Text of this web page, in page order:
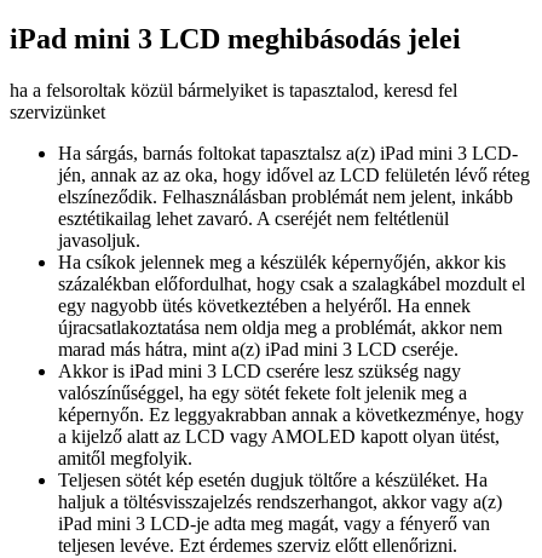
iPad mini 3 LCD meghibásodás jelei
ha a felsoroltak közül bármelyiket is tapasztalod, keresd fel
szervizünket
Ha sárgás, barnás foltokat tapasztalsz a(z) iPad mini 3 LCD-
jén, annak az az oka, hogy idővel az LCD felületén lévő réteg
elszíneződik. Felhasználásban problémát nem jelent, inkább
esztétikailag lehet zavaró. A cseréjét nem feltétlenül
javasoljuk.
Ha csíkok jelennek meg a készülék képernyőjén, akkor kis
százalékban előfordulhat, hogy csak a szalagkábel mozdult el
egy nagyobb ütés következtében a helyéről. Ha ennek
újracsatlakoztatása nem oldja meg a problémát, akkor nem
marad más hátra, mint a(z) iPad mini 3 LCD cseréje.
Akkor is iPad mini 3 LCD cserére lesz szükség nagy
valószínűséggel, ha egy sötét fekete folt jelenik meg a
képernyőn. Ez leggyakrabban annak a következménye, hogy
a kijelző alatt az LCD vagy AMOLED kapott olyan ütést,
amitől megfolyik.
Teljesen sötét kép esetén dugjuk töltőre a készüléket. Ha
haljuk a töltésvisszajelzés rendszerhangot, akkor vagy a(z)
iPad mini 3 LCD-je adta meg magát, vagy a fényerő van
teljesen levéve. Ezt érdemes szerviz előtt ellenőrizni.